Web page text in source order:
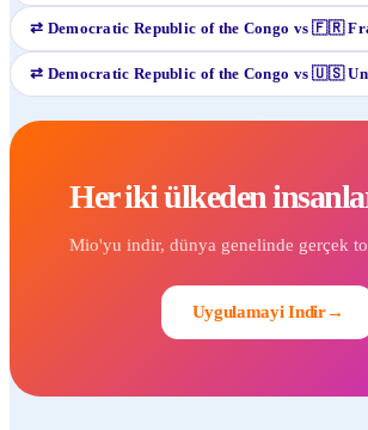
⇄ Democratic Republic of the Congo vs🇫🇷
⇄ Democratic Republic of the Congo vs🇺🇸
Her iki ülkeden
Mio'yu indir, dünya genelinde gerçek
Uygulamayi Indir→